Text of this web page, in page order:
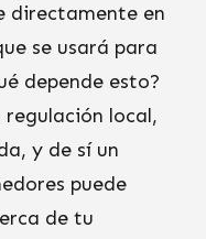
directamente en
se usará para
depende esto?
local,
y de sí un
puede
de tu